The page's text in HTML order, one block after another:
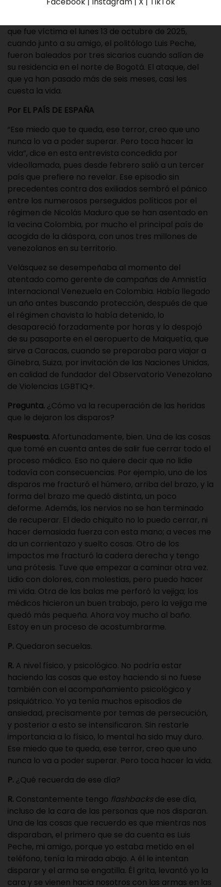
Velásquez (Caracas, 33 años). Todavía sufre las
que fue víctima el lunes 13 de octubre de 2025,
cuando junto a su amigo, el politólogo Luis Peche,
fueron baleados por tres sicarios cuando salían de
su residencia en el norte de Bogotá. El ataque, del
que ya han pasado más de seis meses, casi les
cuesta la vida.
Por EL PAÍS DE ESPAÑA
“Ese miedo que te queda, ese terror, creo que uno
nunca lo va a poder superar. Pero toca hacer la
vida”, dice en esta entrevista concedida por
videollamada, pues desde febrero salió a un tercer
país que prefiere no revelar. Ese episodio sin
precedentes contra dos exiliados sembró el pánico
entre los numerosos perseguidos políticos por el
régimen de Nicolás Maduro que se han asentado en
la vecina Colombia, por mucho el principal país de
acogida de la diáspora, con unos tres millones de
venezolanos en su territorio.
Velásquez se desempeñaba al momento del
atentado como gerente de campañas de Amnistía
Internacional Venezuela en Colombia. Había llegado
un año antes buscando protección, después de que
el régimen chavista lo había detenido, lo
desapareció forzadamente por horas y lo despojó
de su pasaporte en el aeropuerto de Maiquetía, que
sirve a Caracas, cuando se preparaba para viajar a
Ginebra, Suiza, por invitación de las Naciones Unidas,
en calidad de fundador del Observatorio Venezolano
de Violencias LGBTIQ+.
Pregunta. ¿Cómo va la recuperación de las heridas
que le dejaron los disparos?
Respuesta. Afortunadamente, bien. Una de las cosas
que tomé en cuenta antes de salir fue cerrar todo el
proceso médico. Eso no quiere decir que no lidie
todavía con consecuencias. Por ejemplo, uno de los
disparos me fracturó el húmero, arriba del brazo, y la
forma del brazo me quedó distinta, un poco
deforme. Además, los nervios no se han terminado
de recuperar. El dedo chiquito no lo puedo cerrar, ni
hacer demasiada fuerza con esta mano; a veces me
da un corrientazo y suelto cosas. Otro de los
impactos me fracturó la cadera derecha y tengo
una prótesis. Tuve que empezar a caminar otra vez.
Lidio con dolores, con molestias, pero puedo hacer
mi vida. Otra de las balas me perforó la vejiga; los
médicos hicieron un buen trabajo, pero la vejiga me
quedó más pequeña. Ahora voy mucho al baño.
Estoy en un proceso de acostumbrarme.
P. Quedaron secuelas.
R. A nivel físico, y psicológico. No podría estar
haciendo las cosas que estoy haciendo si no fuese
también con el acompañamiento psicológico y
psiquiátrico. Yo ya tenía muchos episodios de
ansiedad, precisamente por temas de persecución,
y posterior a esto se intensificaron. Sin restarle
importancia a lo físico, lo mental ha sido muy duro.
Ese miedo que te queda, ese terror, creo que uno
nunca lo va a poder superar. Pero toca hacer la vida.
P. ¿Qué recuerda de ese día?
R. Constantemente tengo flashbacksde ese día,
incluso de la cara de las personas que nos disparan.
Una de las cosas que recuerdo es que mientras nos
disparaban, el primero que se da cuenta es Luis
Peche, mi amigo, porque yo estaba metido en el
teléfono, tenía la mirada abajo. A él le intentan
disparar y el arma se engatilla. Él grita, levantó yo la
cara y se vienen hacia nosotros con las armas en las